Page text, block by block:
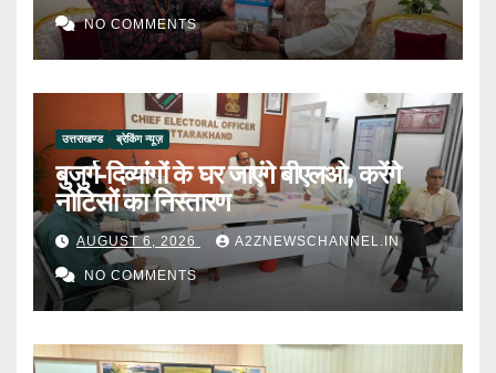
NO COMMENTS
उत्तराखण्ड ब्रेकिंग न्यूज़
बुजुर्ग-दिव्यांगों के घर जाएंगे बीएलओ, करेंगे
नोटिसों का निस्तारण
AUGUST 6, 2026 A2ZNEWSCHANNEL.IN
NO COMMENTS